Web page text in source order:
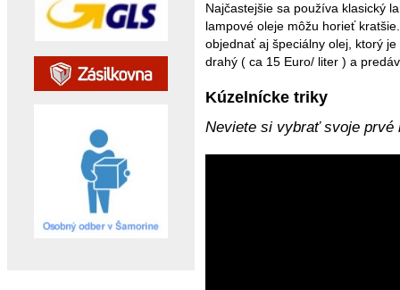
Najčastejšie sa používa klasický
lampové oleje môžu horieť
objednať aj špeciálny olej, ktorý
drahý ( ca 15 Euro/ liter ) a
Kúzelnícke triky
Neviete si vybrať svoje prvé